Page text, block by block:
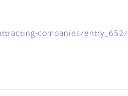
companies/entry_652/